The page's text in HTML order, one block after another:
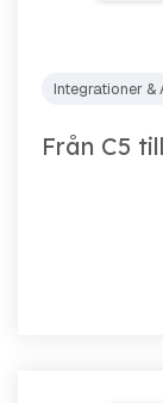
Integrationer &
Från C5